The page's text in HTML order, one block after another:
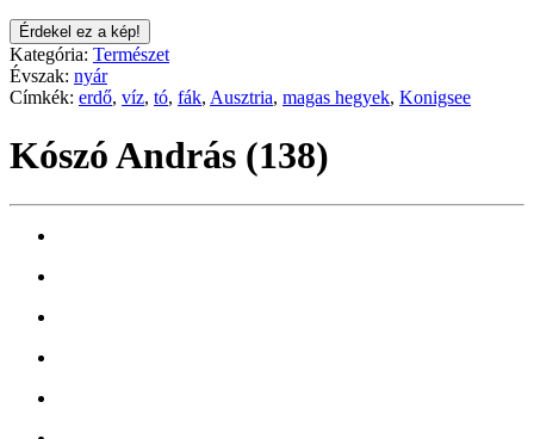
Érdekel ez a kép!
Kategória: Természet
Évszak: nyár
Címkék: erdő, víz, tó, fák, Ausztria, magas hegyek, Konigsee
Kószó András (138)